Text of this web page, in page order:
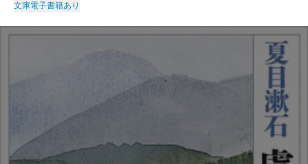
文庫電子書籍あり